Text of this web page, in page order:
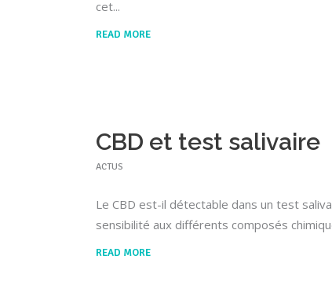
cet
READ MORE
CBD et test salivaire
ACTUS
Le CBD est-il détectable dans un test
sensibilité aux différents composés
READ MORE